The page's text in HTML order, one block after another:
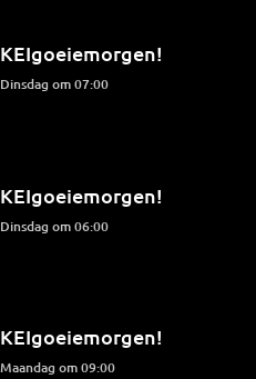
KEIgoeiemorgen!
dinsdag om 07:00
KEIgoeiemorgen!
dinsdag om 06:00
KEIgoeiemorgen!
maandag om 09:00